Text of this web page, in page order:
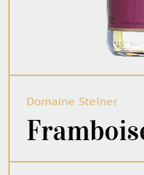
Domaine Steiner